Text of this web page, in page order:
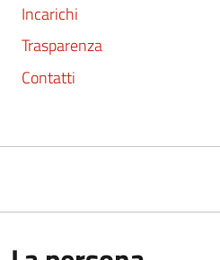
Incarichi
Trasparenza
Contatti